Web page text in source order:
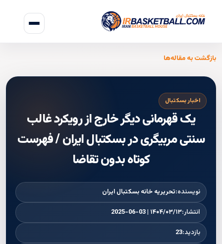
بازگشت به مقاله‌ها
اخبار بسکتبال
یک قهرمانی دیگر خارج از رویکرد غالب
سنتی مربیگری در بسکتبال ایران / فهرست
کوتاه بدون تقاضا
نویسنده:تحریریه خانه بسکتبال ایران
انتشار:۱۴۰۴/۰۳/۱۳ | 2025-06-03
بازدید:23